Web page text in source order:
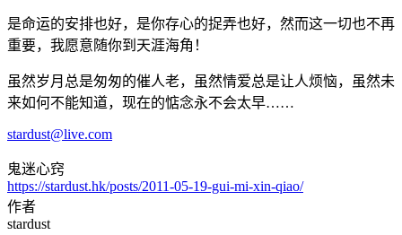
是命运的安排也好，是你存心的捉弄也好，然而这一切也不再
重要，我愿意随你到天涯海角！
虽然岁月总是匆匆的催人老，虽然情爱总是让人烦恼，虽然未
来如何不能知道，现在的惦念永不会太早……
stardust@live.com
鬼迷心窍
https://stardust.hk/posts/2011-05-19-gui-mi-xin-qiao/
作者
stardust